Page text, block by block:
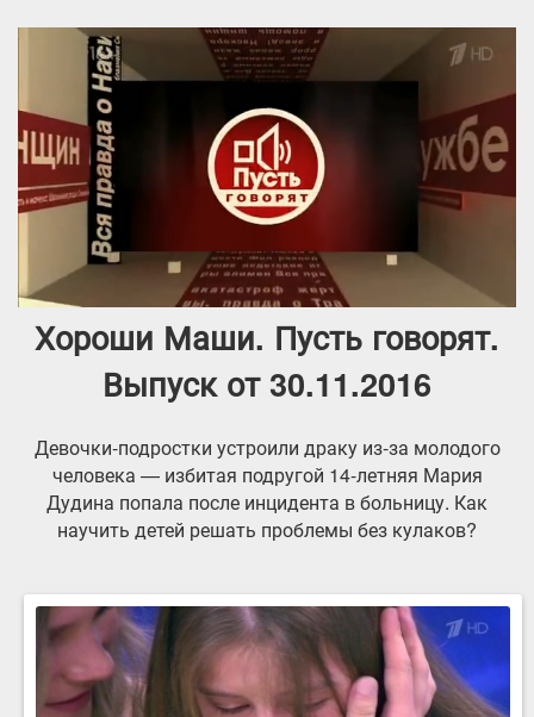
Хороши Маши. Пусть говорят.
Выпуск от 30.11.2016
Девочки-подростки устроили драку из-за молодого
человека — избитая подругой 14-летняя Мария
Дудина попала после инцидента в больницу. Как
научить детей решать проблемы без кулаков?